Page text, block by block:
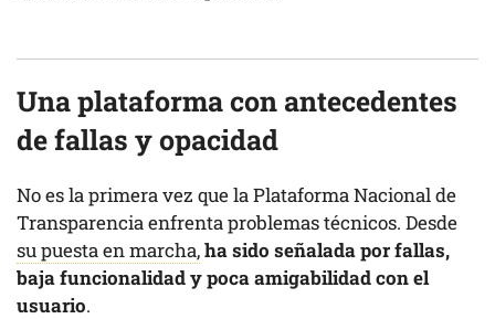
Una plataforma con antecedentes
de fallas y opacidad
No es la primera vez que la Plataforma Nacional de
Transparencia enfrenta problemas técnicos. Desde
su puesta en marcha,ha sido señalada por fallas,
baja funcionalidad y poca amigabilidad con el
usuario.